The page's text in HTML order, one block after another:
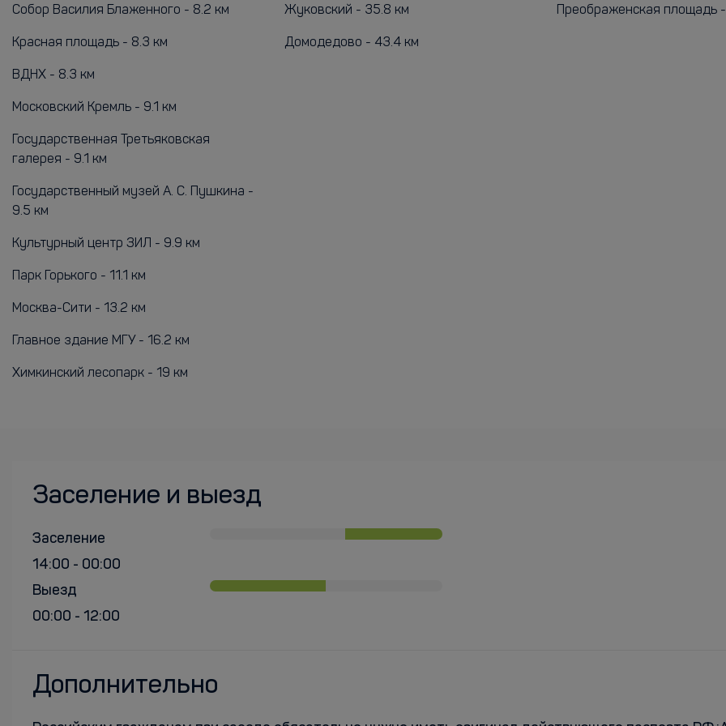
Собор Василия Блаженного - 8.2 км
Красная площадь - 8.3 км
ВДНХ - 8.3 км
Московский Кремль - 9.1 км
Государственная Третьяковская
галерея - 9.1 км
Государственный музей А. С. Пушкина -
9.5 км
Культурный центр ЗИЛ - 9.9 км
Парк Горького - 11.1 км
Москва-Сити - 13.2 км
Главное здание МГУ - 16.2 км
Химкинский лесопарк - 19 км
Жуковский - 35.8 км
Домодедово - 43.4 км
Преображенская площадь
Заселение и выезд
Заселение
14:00 - 00:00
Выезд
00:00 - 12:00
Дополнительно